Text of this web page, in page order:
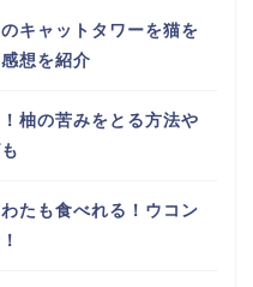
キャットタワーを猫を
想を紹介
柚の苦みをとる方法や
たも食べれる！ウコン